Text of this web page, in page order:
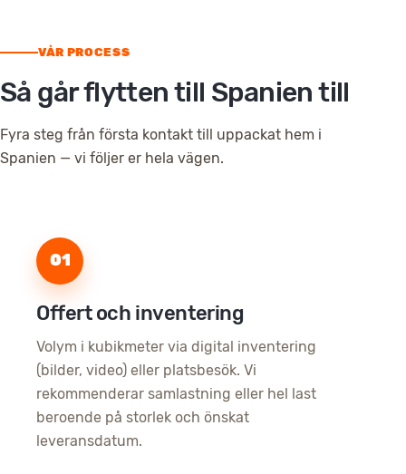
VÅR PROCESS
Så går flytten till Spanien till
Fyra steg från första kontakt till uppackat hem i
Spanien — vi följer er hela vägen.
01
Offert och inventering
Volym i kubikmeter via digital inventering
(bilder, video) eller platsbesök. Vi
rekommenderar samlastning eller hel last
beroende på storlek och önskat
leveransdatum.